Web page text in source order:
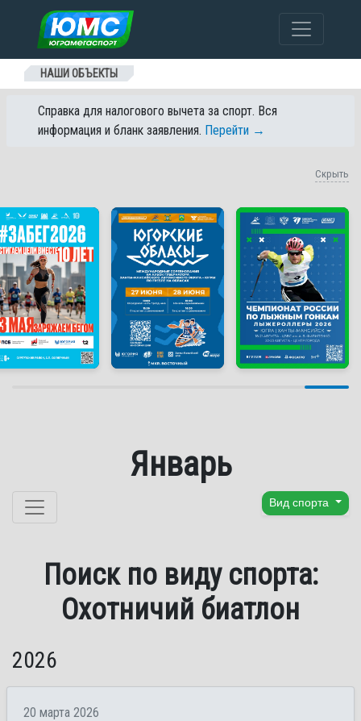
Перейти к содержанию
НАШИ ОБЪЕКТЫ
Справка для налогового вычета за спорт. Вся
информация и бланк заявления. Перейти →
Скрыть
Январь
Перейти к содержанию Вид спорта
Поиск по виду спорта:
Охотничий биатлон
2026
20 марта 2026